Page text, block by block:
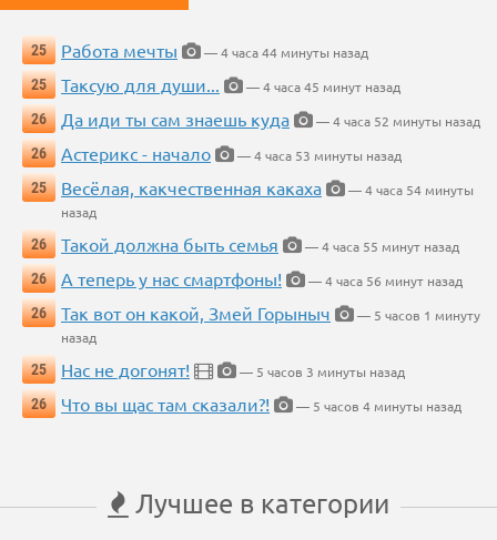
25 Работа мечты
— 4 часа 44 минуты назад
25
Таксую для души...
— 4 часа 45 минут назад
26
Да иди ты сам знаешь куда
— 4 часа 52 минуты назад
26
Астерикс - начало
— 4 часа 53 минуты назад
25
Весёлая, какчественная какаха
— 4 часа 54 минуты
назад
26
Такой должна быть семья
— 4 часа 55 минут назад
26
А теперь у нас смартфоны!
— 4 часа 56 минут назад
26
Так вот он какой, Змей Горыныч
— 5 часов 1 минуту
назад
25
Нас не догонят!
— 5 часов 3 минуты назад
26
Что вы щас там сказали?! — 5 часов 4 минуты назад
Лучшее в категории